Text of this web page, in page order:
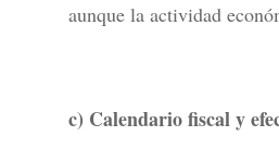
aunque la actividad
c) Calendario fiscal y